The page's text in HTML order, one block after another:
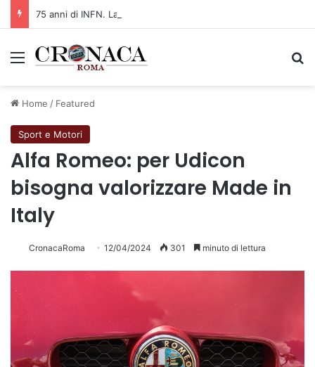
Menu
Home / Featured
Sport e Motori
Alfa Romeo: per Udicon
bisogna valorizzare Made in
Italy
CronacaRoma 12/04/2024 301 minuto di lettura